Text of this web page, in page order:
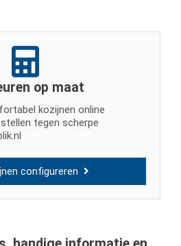
op maat
kozijnen online
tegen scherpe
configureren